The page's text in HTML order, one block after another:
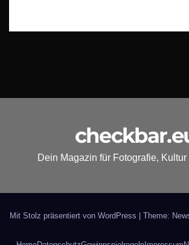
Dein Magazin für Fotografie,
Mit Stolz präsentiert von WordPress Theme: